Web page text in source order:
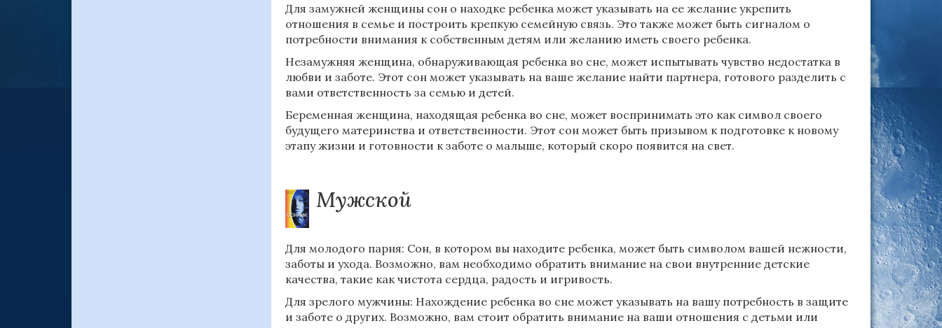
Для замужней женщины сон о находке ребенка может указывать на ее желание укрепить
отношения в семье и построить крепкую семейную связь. Это также может быть сигналом о
потребности внимания к собственным детям или желанию иметь своего ребенка.
Незамужняя женщина, обнаруживающая ребенка во сне, может испытывать чувство недостатка в
любви и заботе. Этот сон может указывать на ваше желание найти партнера, готового разделить с
вами ответственность за семью и детей.
Беременная женщина, находящая ребенка во сне, может воспринимать это как символ своего
будущего материнства и ответственности. Этот сон может быть призывом к подготовке к новому
этапу жизни и готовности к заботе о малыше, который скоро появится на свет.
Мужской
Для молодого парня: Сон, в котором вы находите ребенка, может быть символом вашей нежности,
заботы и ухода. Возможно, вам необходимо обратить внимание на свои внутренние детские
качества, такие как чистота сердца, радость и игривость.
Для зрелого мужчины: Нахождение ребенка во сне может указывать на вашу потребность в защите
и заботе о других. Возможно, вам стоит обратить внимание на ваши отношения с детьми или